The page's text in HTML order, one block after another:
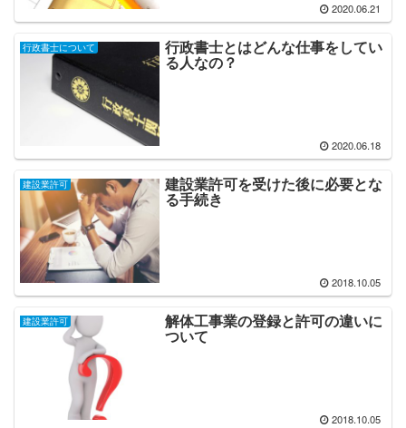
2020.06.21
行政書士について 行政書士とはどんな仕事をしてい
る人なの？
2020.06.18
建設業許可 建設業許可を受けた後に必要とな
る手続き
2018.10.05
建設業許可 解体工事業の登録と許可の違いに
ついて
2018.10.05